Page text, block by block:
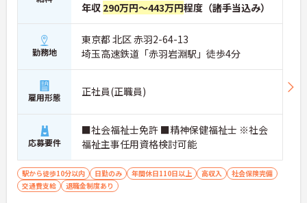
年収 290万円～443万円程度（諸手当込み）
勤務地
東京都 北区 赤羽2-64-13
埼玉高速鉄道「赤羽岩淵駅」徒歩4分
雇用形態 正社員(正職員)
応募要件
■社会福祉士免許 ■精神保健福祉士 ※社会
福祉主事任用資格検討可能
駅から徒歩10分以内 日勤のみ 年間休日110日以上 高収入
社会保険完備
交通費支給
退職金制度あり